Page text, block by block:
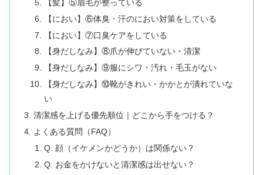
【髪】⑤眉毛が整っている
【におい】⑥体臭・汗のにおい対策をしている
【におい】⑦口臭ケアをしている
【身だしなみ】⑧爪が伸びていない・清潔
【身だしなみ】⑨服にシワ・汚れ・毛玉がない
【身だしなみ】⑩靴がきれい・かかとが潰れていな
い
清潔感を上げる優先順位｜どこから手をつける？
よくある質問（FAQ）
Q. 顔（イケメンかどうか）は関係ない？
Q. お金をかけないと清潔感は出せない？